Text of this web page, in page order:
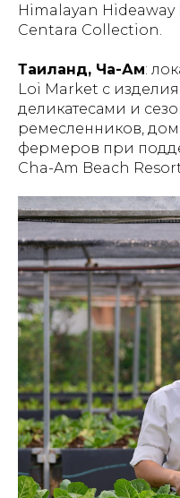
Himalayan Hideaway
Centara Collection.
Таиланд, Ча-Ам:
Loi Market с
деликатесами и
ремесленников,
фермеров при
Cha-Am Beach